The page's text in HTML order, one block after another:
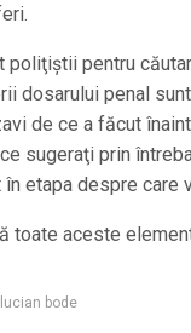
poliţiştii pentru
dosarului penal
de ce a făcut
sugeraţi prin
etapa despre care
toate aceste
lucian bode